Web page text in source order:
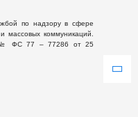
по надзору в сфере
массовых коммуникаций.
№ ФС 77 – 77286 от 25